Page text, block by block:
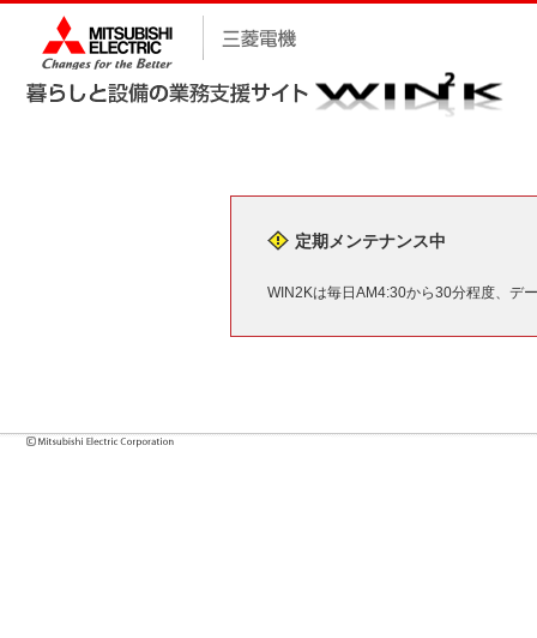
定期メンテナンス中
WIN2Kは毎日AM4:30から30分程度、デ